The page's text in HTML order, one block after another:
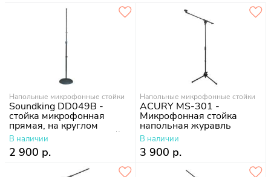
Напольные микрофонные стойки
Soundking DD049B -
стойка микрофонная
прямая, на круглом
основании, цвет черный
В наличии
2 900 р.
Напольные микрофонные стойки
ACURY MS-301 -
Микрофонная стойка
напольная журавль
В наличии
3 900 р.